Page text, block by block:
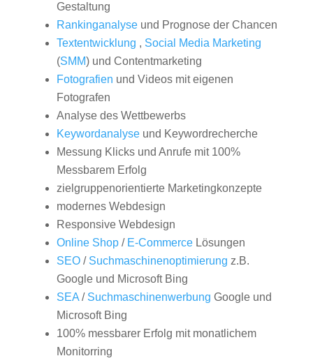
Gestaltung
Rankinganalyseund Prognose der Chancen
Textentwicklung , Social Media Marketing
(SMM) und Contentmarketing
Fotografien und Videos mit eigenen
Fotografen
Analyse des Wettbewerbs
Keywordanalyseund Keywordrecherche
Messung Klicks und Anrufe mit 100%
Messbarem Erfolg
zielgruppenorientierte Marketingkonzepte
modernes Webdesign
Responsive Webdesign
Online Shop/ E-CommerceLösungen
SEO/ Suchmaschinenoptimierung z.B.
Google und Microsoft Bing
SEA/ Suchmaschinenwerbung Google und
Microsoft Bing
100% messbarer Erfolg mit monatlichem
Monitorring